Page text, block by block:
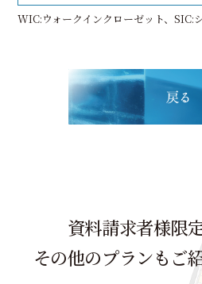
WIC:ウォークインクローゼット、SIC:
資料請求者様限
その他のプランもご